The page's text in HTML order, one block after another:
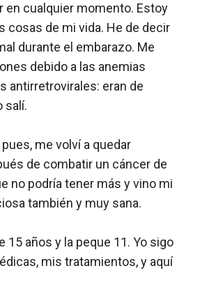
en cualquier momento. Estoy
cosas de mi vida. He de decir
durante el embarazo. Me
debido a las anemias
antirretrovirales: eran de
salí.
me volví a quedar
de combatir un cáncer de
no podría tener más y vino mi
también y muy sana.
15 años y la peque 11. Yo sigo
mis tratamientos, y aquí